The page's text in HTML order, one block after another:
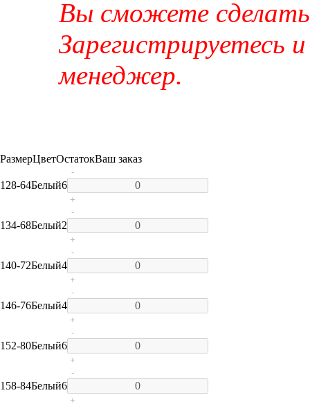
Вы сможете сделать
Зарегистрируетесь
менеджер.
РазмерЦветОстатокВаш заказ
128-64Белый6
-
+
134-68Белый2
-
+
140-72Белый4
-
+
146-76Белый4
-
+
152-80Белый6
-
+
158-84Белый6
-
+